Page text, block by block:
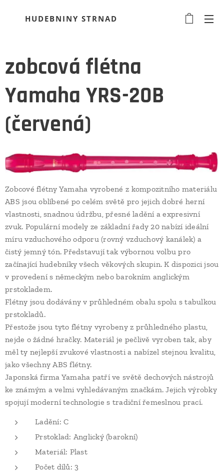
HUDEBNINY STRNAD
zobcová flétna
Yamaha YRS-20B
(červená)
Zobcové flétny Yamaha vyrobené z kompozitního materiálu
ABS jsou oblíbené po celém světě pro jejich dobré herní
vlastnosti, snadnou údržbu, přesné ladění a expresivní
zvuk. Populární modely ze základní řady 20 nabízí ideální
míru vzduchového odporu (rovný vzduchový kanálek) a
čistý jemný tón. Představují tak výbornou volbu pro
začínající hudebníky všech věkových skupin. K dispozici jsou
v provedení s německým nebo barokním anglickým
prstokladem.
Flétny jsou dodávány v průhledném obalu spolu s tabulkou
prstokladů.
Přestože jsou tyto flétny vyrobeny z průhledného plastu,
nejde o žádné hračky. Materiál je pečlivě vyroben tak, aby
měl ty nejlepší zvukové vlastnosti a nabízel stejnou kvalitu,
jako všechny ABS flétny.
Japonská firma Yamaha patří ve světě dechových nástrojů
ke známým a velmi vyhledávaným značkám. Jejich výrobky
spojují moderní technologie s tradiční řemeslnou prací.
Ladění: C
Prstoklad: Anglický (barokní)
Materiál: Plast
Počet dílů: 3